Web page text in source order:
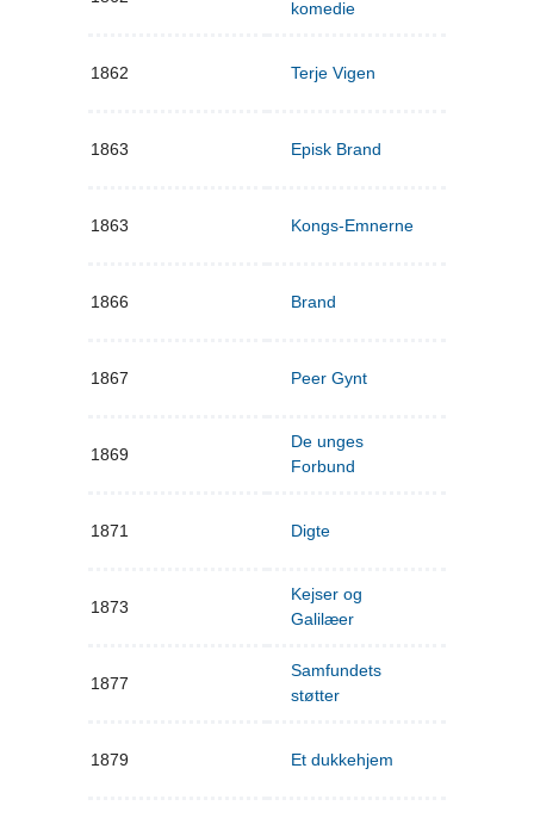
komedie
1862 Terje Vigen
1863 Episk Brand
1863 Kongs-Emnerne
1866 Brand
1867 Peer Gynt
1869
De unges
Forbund
1871 Digte
1873
Kejser og
Galilæer
1877
Samfundets
støtter
1879 Et dukkehjem